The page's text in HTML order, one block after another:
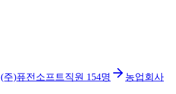
(주)퓨전소프트직원 154명
농업회사